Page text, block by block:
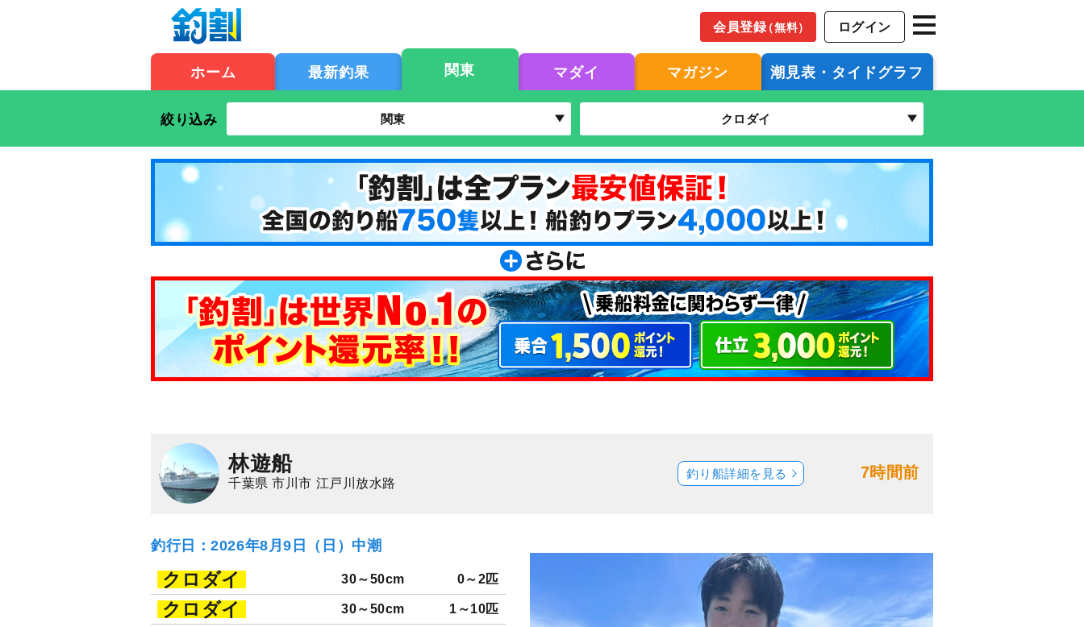
会員登録（無料） ログイン
ホーム 最新釣果 関東 マダイ マガジン 潮見表・タイドグラフ
絞り込み 関東 クロダイ
林遊船
千葉県 市川市 江戸川放水路
7時間前
釣り船詳細を見る
釣行日：2026年8月9日（日）中潮
クロダイ 30～50cm 0～2匹
クロダイ 30～50cm 1～10匹